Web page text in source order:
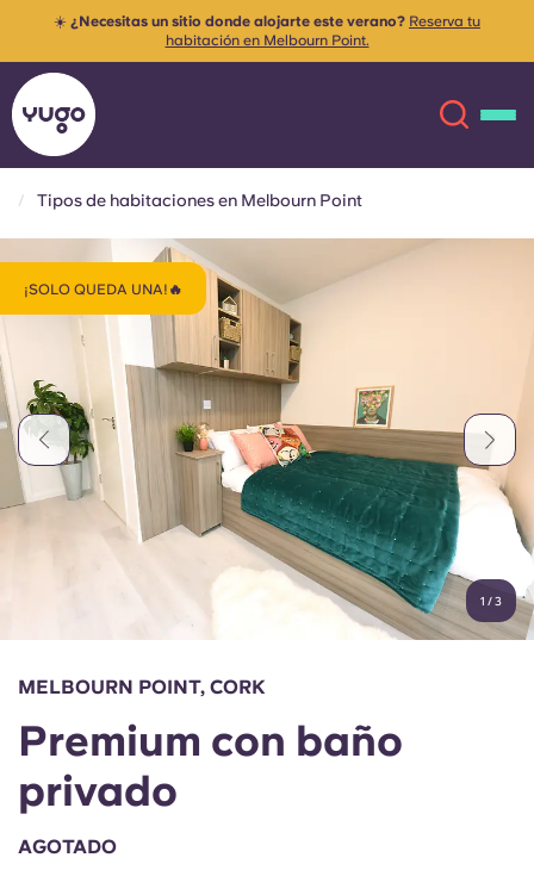
Ubicaciones
Más
Idioma
Chinese
Iniciar sesión
English (GB)
English (US)
Chinese
Català
French
Portuguese
☀️ ¿Necesitas un sitio donde alojarte este verano? Reserva tu
habitación en Melbourn Point.
Tipos de habitaciones en Melbourn Point
¡SOLO QUEDA UNA!🔥
1 /3
MELBOURN POINT, CORK
Premium con baño
privado
AGOTADO